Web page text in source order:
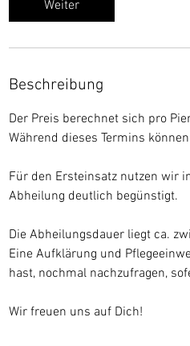
n
Weiter
Beschreibung
Der Preis berechnet sich pro
Während dieses Termins
Für den Ersteinsatz nutzen wir
Abheilung deutlich begünstigt.
Die Abheilungsdauer liegt ca.
Eine Aufklärung und
hast, nochmal nachzufragen,
Wir freuen uns auf Dich!